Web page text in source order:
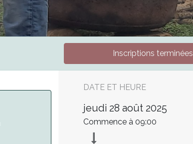
Inscriptions terminées
DATE ET HEURE
jeudi 28 août 2025
Commence à 09:00